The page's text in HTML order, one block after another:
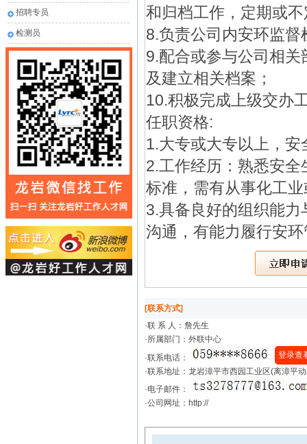
招聘专员
检测员
和归档工作，定期或
8.负责公司内安环监
9.配合或参与公司相
及建立相关档案；
10.积极完成上级交办
任职资格:
1.大专或大专以上，
2.工作经历：熟悉安
标准，需有从事化工
3.具备良好的组织能
沟通，有能力履行安
[联系方式]
·联 系 人： 詹先生
·所属部门：外联中心
·联系电话：
登录查
·联系地址：龙岩漳平市西园工业区(离漳平
·电子邮件：
·公司网址：http://